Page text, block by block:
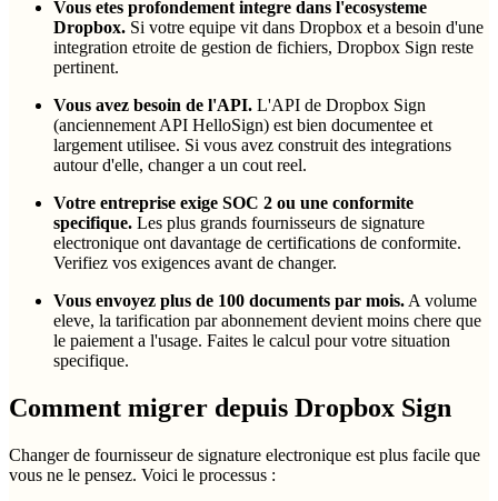
Vous etes profondement integre dans l'ecosysteme
Dropbox. Si votre equipe vit dans Dropbox et a besoin d'une
integration etroite de gestion de fichiers, Dropbox Sign reste
pertinent.
Vous avez besoin de l'API. L'API de Dropbox Sign
(anciennement API HelloSign) est bien documentee et
largement utilisee. Si vous avez construit des integrations
autour d'elle, changer a un cout reel.
Votre entreprise exige SOC 2 ou une conformite
specifique. Les plus grands fournisseurs de signature
electronique ont davantage de certifications de conformite.
Verifiez vos exigences avant de changer.
Vous envoyez plus de 100 documents par mois. A volume
eleve, la tarification par abonnement devient moins chere que
le paiement a l'usage. Faites le calcul pour votre situation
specifique.
Comment migrer depuis Dropbox Sign
Changer de fournisseur de signature electronique est plus facile que
vous ne le pensez. Voici le processus :